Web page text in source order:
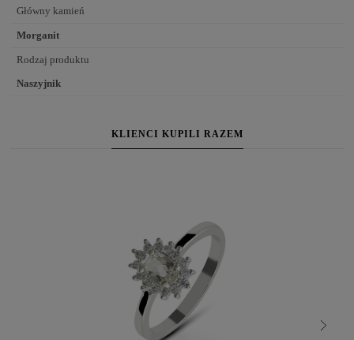
Główny kamień
Morganit
Rodzaj produktu
Naszyjnik
KLIENCI KUPILI RAZEM